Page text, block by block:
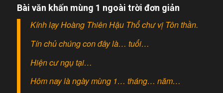
Bài văn khấn mùng 1 ngoài trời đơn giản
Kính lạy Hoàng Thiên Hậu Thổ chư vị Tôn thần.
Tín chủ chúng con đây là… tuổi…
Hiện cư ngụ tại…
Hôm nay là ngày mùng 1… tháng… năm…